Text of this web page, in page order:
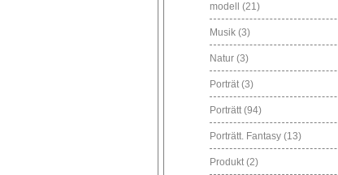
modell (21)
Musik (3)
Natur (3)
Porträt (3)
Porträtt (94)
Porträtt. Fantasy (13)
Produkt (2)